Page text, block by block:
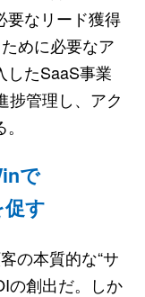
要なリード獲得
めに必要なア
したSaaS事業
捗管理し、アク
で
す
の本質的な“サ
の創出だ。しか